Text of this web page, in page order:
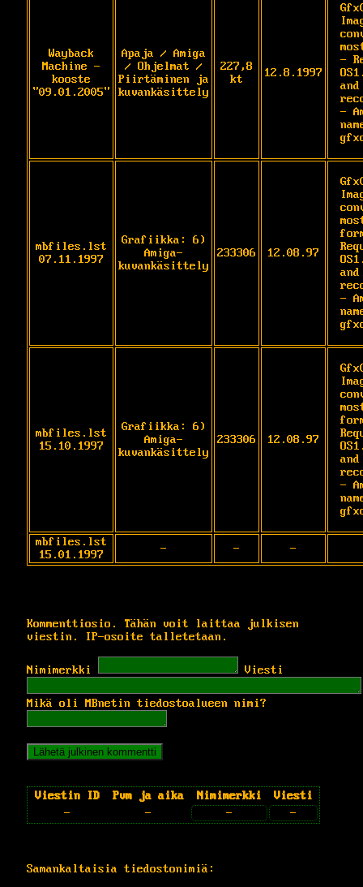
Wayback
Machine -
kooste
"09.01.2005"
Apaja / Amiga
/ Ohjelmat /
Piirtäminen ja
kuvankäsittely
227,8
kt
12.8.1997
-
-
mbfiles.lst
07.11.1997
Grafiikka: 6)
Amiga-
kuvankäsittely
233306 12.08.97
-
mbfiles.lst
15.10.1997
Grafiikka: 6)
Amiga-
kuvankäsittely
233306 12.08.97
-
mbfiles.lst
15.01.1997
- - -
Kommenttiosio. Tähän voit laittaa julkisen
viestin. IP-osoite talletetaan.
Nimimerkki Viesti
Mikä oli MBnetin tiedostoalueen nimi?
Viestin ID Pvm ja aika Nimimerkki
Viesti
-
- - -
Samankaltaisia tiedostonimiä: